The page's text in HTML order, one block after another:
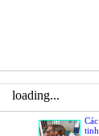
loading...